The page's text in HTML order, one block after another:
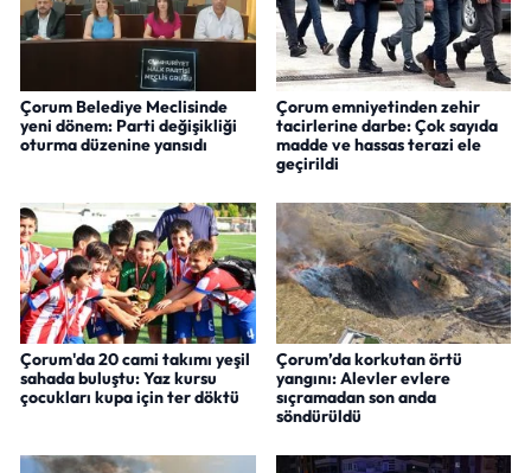
Çorum Belediye Meclisinde
yeni dönem: Parti değişikliği
oturma düzenine yansıdı
Çorum emniyetinden zehir
tacirlerine darbe: Çok sayıda
madde ve hassas terazi ele
geçirildi
Çorum'da 20 cami takımı yeşil
sahada buluştu: Yaz kursu
çocukları kupa için ter döktü
Çorum’da korkutan örtü
yangını: Alevler evlere
sıçramadan son anda
söndürüldü